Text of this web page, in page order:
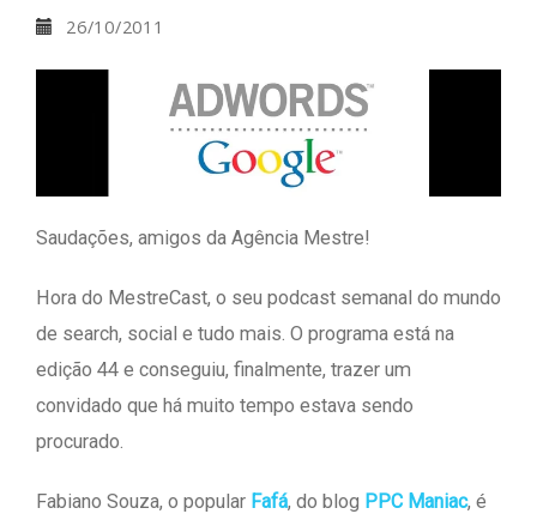
26/10/2011
Saudações, amigos da Agência Mestre!
Hora do MestreCast, o seu podcast semanal do mundo
de search, social e tudo mais. O programa está na
edição 44 e conseguiu, finalmente, trazer um
convidado que há muito tempo estava sendo
procurado.
Fabiano Souza, o popular Fafá, do blog PPC Maniac, é